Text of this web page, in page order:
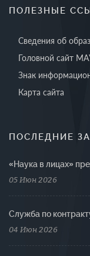
ПОЛЕЗНЫЕ
Сведения об
Головной сайт
Знак
Карта сайта
ПОСЛЕДНИЕ
«Наука в лицах»
05 Июн 2026
Cлужба по
04 Июн 2026